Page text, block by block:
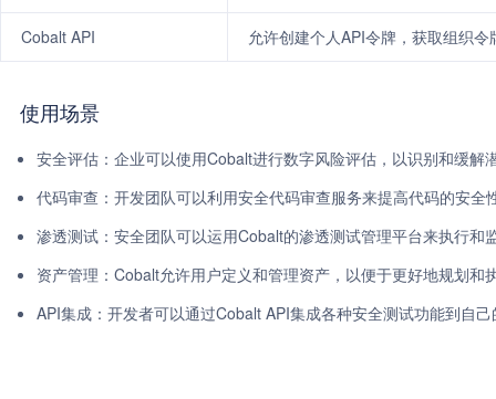
Cobalt API 允许创建个人API令牌，获取组织
使用场景
安全评估：企业可以使用Cobalt进行数字风险评估，以识别和缓解
代码审查：开发团队可以利用安全代码审查服务来提高代码的安全
渗透测试：安全团队可以运用Cobalt的渗透测试管理平台来执行和
资产管理：Cobalt允许用户定义和管理资产，以便于更好地规划和
API集成：开发者可以通过Cobalt API集成各种安全测试功能到自